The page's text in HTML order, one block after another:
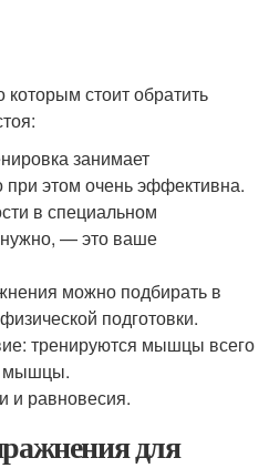
стоит обратить
занимает
этом очень эффективна.
в специальном
нужно, — это ваше
можно подбирать в
подготовки.
тренируются мышцы всего
мышцы.
и равновесия.
для